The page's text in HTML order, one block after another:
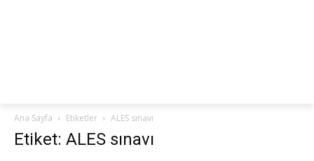
Ana Sayfa Etiketler ALES sınavı
Etiket: ALES sınavı